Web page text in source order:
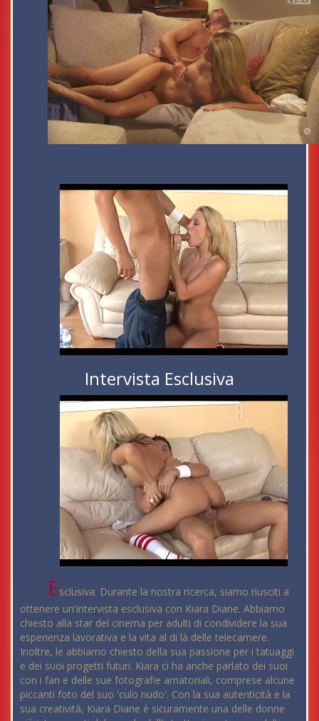
Intervista Esclusiva
Esclusiva: Durante la nostra ricerca, siamo riusciti a
ottenere un'intervista esclusiva con Kiara Diane. Abbiamo
chiesto alla star del cinema per adulti di condividere la sua
esperienza lavorativa e la vita al di là delle telecamere.
Inoltre, le abbiamo chiesto della sua passione per i tatuaggi
e dei suoi progetti futuri. Kiara ci ha anche parlato dei suoi
con i fan e delle sue fotografie amatoriali, comprese alcune
piccanti foto del suo 'culo nudo'. Con la sua autenticità e la
sua creatività, Kiara Diane è sicuramente una delle donne